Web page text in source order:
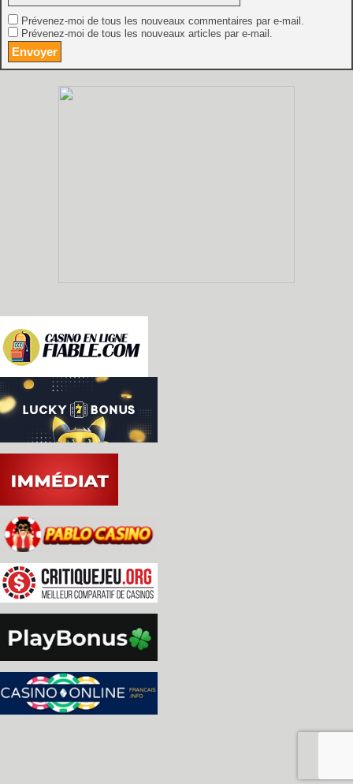
Prévenez-moi de tous les nouveaux commentaires par e-mail.
Prévenez-moi de tous les nouveaux articles par e-mail.